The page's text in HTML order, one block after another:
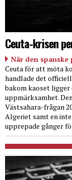
Ceuta-krisen
När den
Ceuta för att möta
handlade det
bakom kaoset
uppmärksamhet.
Västsahara-frågan
Algeriet samt en
upprepade gånger